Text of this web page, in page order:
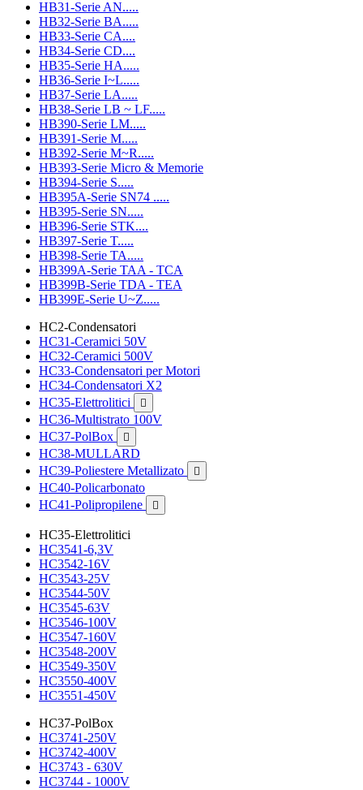
HB31-Serie AN.....
HB32-Serie BA.....
HB33-Serie CA....
HB34-Serie CD....
HB35-Serie HA.....
HB36-Serie I~L.....
HB37-Serie LA.....
HB38-Serie LB ~ LF.....
HB390-Serie LM.....
HB391-Serie M.....
HB392-Serie M~R.....
HB393-Serie Micro & Memorie
HB394-Serie S.....
HB395A-Serie SN74 .....
HB395-Serie SN.....
HB396-Serie STK....
HB397-Serie T.....
HB398-Serie TA.....
HB399A-Serie TAA - TCA
HB399B-Serie TDA - TEA
HB399E-Serie U~Z.....
HC2-Condensatori
HC31-Ceramici 50V
HC32-Ceramici 500V
HC33-Condensatori per Motori
HC34-Condensatori X2
HC35-Elettrolitici

HC36-Multistrato 100V
HC37-PolBox

HC38-MULLARD
HC39-Poliestere Metallizato

HC40-Policarbonato
HC41-Polipropilene

HC35-Elettrolitici
HC3541-6,3V
HC3542-16V
HC3543-25V
HC3544-50V
HC3545-63V
HC3546-100V
HC3547-160V
HC3548-200V
HC3549-350V
HC3550-400V
HC3551-450V
HC37-PolBox
HC3741-250V
HC3742-400V
HC3743 - 630V
HC3744 - 1000V